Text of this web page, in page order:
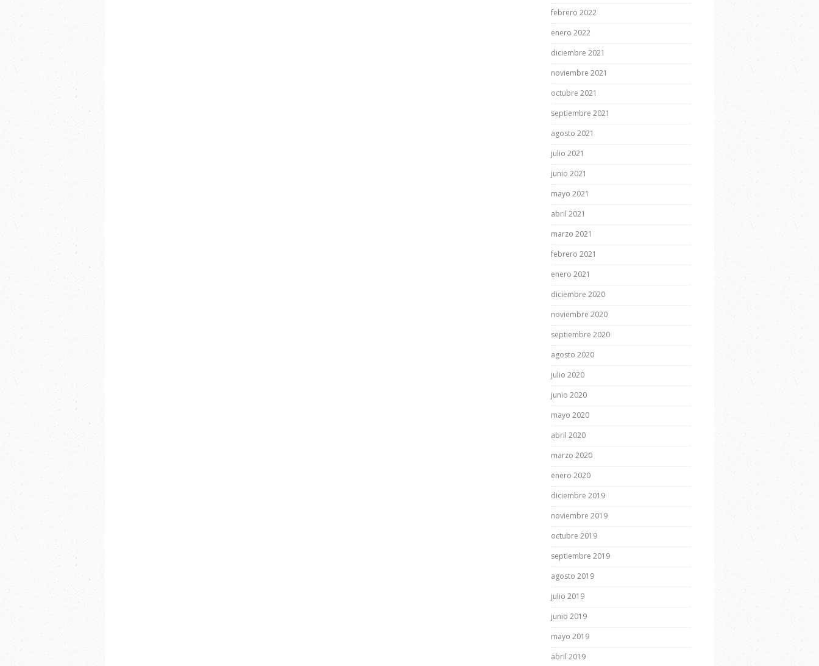
febrero 2022
enero 2022
diciembre 2021
noviembre 2021
octubre 2021
septiembre 2021
agosto 2021
julio 2021
junio 2021
mayo 2021
abril 2021
marzo 2021
febrero 2021
enero 2021
diciembre 2020
noviembre 2020
septiembre 2020
agosto 2020
julio 2020
junio 2020
mayo 2020
abril 2020
marzo 2020
enero 2020
diciembre 2019
noviembre 2019
octubre 2019
septiembre 2019
agosto 2019
julio 2019
junio 2019
mayo 2019
abril 2019